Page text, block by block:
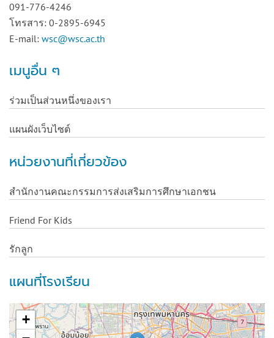
091-776-4246
โทรสาร: 0-2895-6945
E-mail: wsc@wsc.ac.th
เมนูอื่น ๆ
ร่วมเป็นส่วนหนึ่งของเรา
แผนผังเว็บไซต์
หน่วยงานที่เกี่ยวข้อง
สำนักงานคณะกรรมการส่งเสริมการศึกษาเอกชน
Friend For Kids
รักลูก
แผนที่โรงเรียน
+